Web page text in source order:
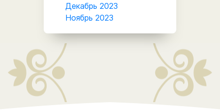
Декабрь 2023
Ноябрь 2023